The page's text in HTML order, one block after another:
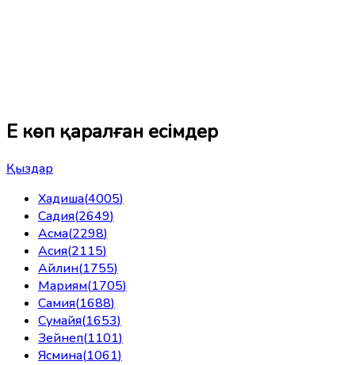
Ең көп қаралған есімдер
Қыздар
Хадиша(4005)
Садия(2649)
Асма(2298)
Асия(2115)
Айлин(1755)
Мариям(1705)
Самия(1688)
Сумайя(1653)
Зейнеп(1101)
Ясмина(1061)